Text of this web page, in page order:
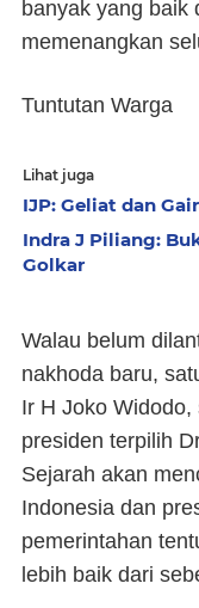
banyak yang baik
memenangkan
Tuntutan Warga
Lihat juga
IJP: Geliat dan
Indra J Piliang:
Golkar
Walau belum
nakhoda baru,
Ir H Joko Widodo,
presiden terpilih
Sejarah akan
Indonesia dan
pemerintahan
lebih baik dari